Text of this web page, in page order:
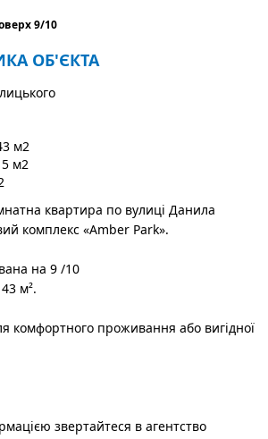
9/10
ОБ'ЄКТА
м2
м2
квартира по вулиці Данила
комплекс «Amber Park».
на 9 /10
м².
комфортного проживання або вигідної
звертайтеся в агентство